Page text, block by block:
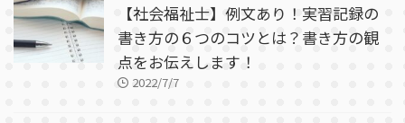
【社会福祉士】例文あり！実習記録の
書き方の６つのコツとは？書き方の観
点をお伝えします！
2022/7/7